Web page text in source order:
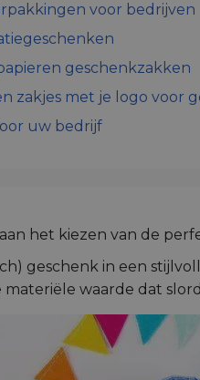
voor bedrijven
geschenkzakken
zakjes met je logo voor
uw bedrijf
het kiezen van de
geschenk in een
waarde dat